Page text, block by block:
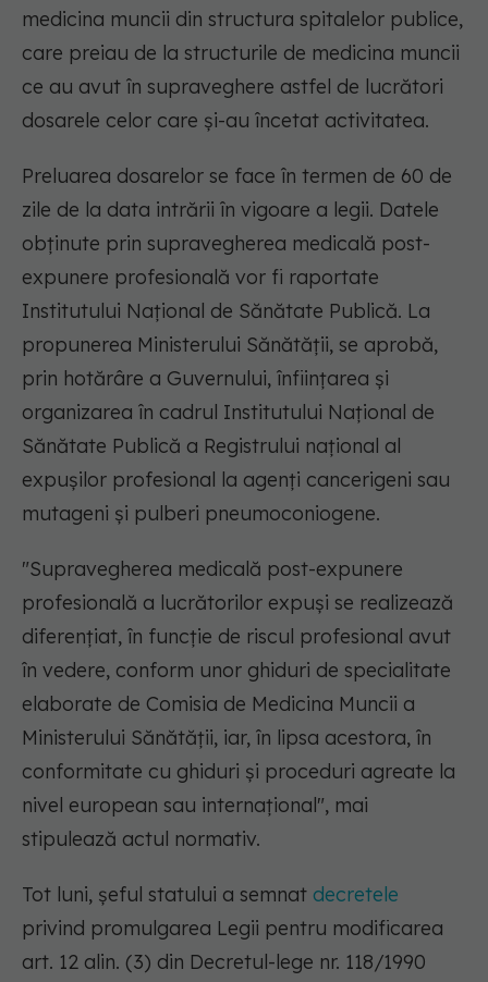
medicina muncii din structura spitalelor publice,
care preiau de la structurile de medicina muncii
ce au avut în supraveghere astfel de lucrători
dosarele celor care şi-au încetat activitatea.
Preluarea dosarelor se face în termen de 60 de
zile de la data intrării în vigoare a legii. Datele
obţinute prin supravegherea medicală post-
expunere profesională vor fi raportate
Institutului Naţional de Sănătate Publică. La
propunerea Ministerului Sănătăţii, se aprobă,
prin hotărâre a Guvernului, înfiinţarea şi
organizarea în cadrul Institutului Naţional de
Sănătate Publică a Registrului naţional al
expuşilor profesional la agenţi cancerigeni sau
mutageni şi pulberi pneumoconiogene.
"Supravegherea medicală post-expunere
profesională a lucrătorilor expuşi se realizează
diferenţiat, în funcţie de riscul profesional avut
în vedere, conform unor ghiduri de specialitate
elaborate de Comisia de Medicina Muncii a
Ministerului Sănătăţii, iar, în lipsa acestora, în
conformitate cu ghiduri şi proceduri agreate la
nivel european sau internaţional", mai
stipulează actul normativ.
Tot luni, şeful statului a semnat decretele
privind promulgarea Legii pentru modificarea
art. 12 alin. (3) din Decretul-lege nr. 118/1990